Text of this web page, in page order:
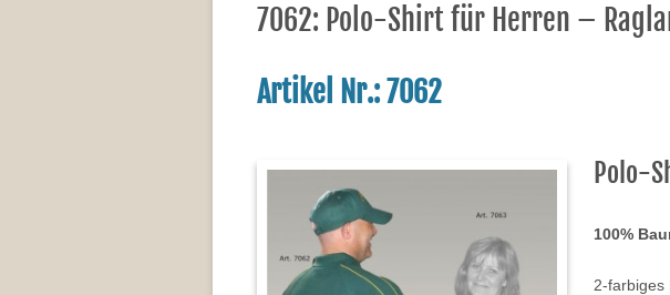
7062: Polo-Shirt für Herren –
Artikel Nr.: 7062
Polo-
100%
2-farbiges